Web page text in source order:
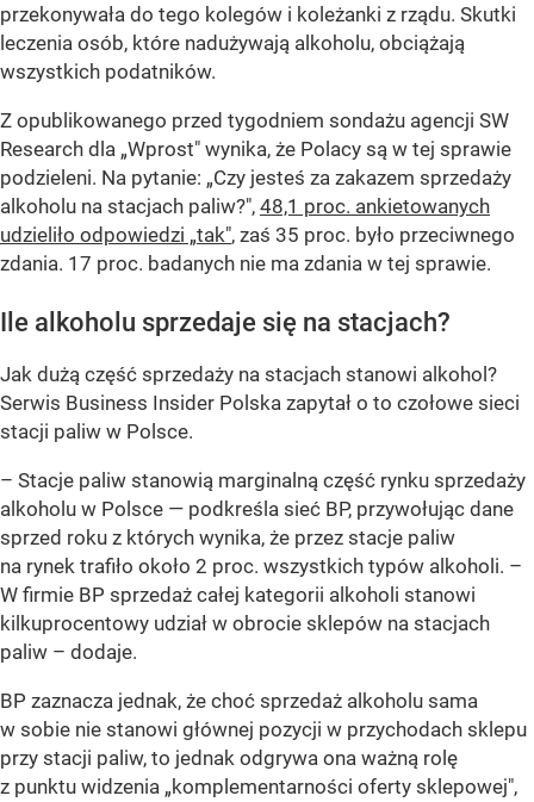
przekonywała do tego kolegów i koleżanki z rządu. Skutki
leczenia osób, które nadużywają alkoholu, obciążają
wszystkich podatników.
Z opublikowanego przed tygodniem sondażu agencji SW
Research dla „Wprost" wynika, że Polacy są w tej sprawie
podzieleni. Na pytanie: „Czy jesteś za zakazem sprzedaży
alkoholu na stacjach paliw?", 48,1 proc. ankietowanych
udzieliło odpowiedzi „tak", zaś 35 proc. było przeciwnego
zdania. 17 proc. badanych nie ma zdania w tej sprawie.
Ile alkoholu sprzedaje się na stacjach?
Jak dużą część sprzedaży na stacjach stanowi alkohol?
Serwis Business Insider Polska zapytał o to czołowe sieci
stacji paliw w Polsce.
– Stacje paliw stanowią marginalną część rynku sprzedaży
alkoholu w Polsce — podkreśla sieć BP, przywołując dane
sprzed roku z których wynika, że przez stacje paliw
na rynek trafiło około 2 proc. wszystkich typów alkoholi. –
W firmie BP sprzedaż całej kategorii alkoholi stanowi
kilkuprocentowy udział w obrocie sklepów na stacjach
paliw – dodaje.
BP zaznacza jednak, że choć sprzedaż alkoholu sama
w sobie nie stanowi głównej pozycji w przychodach sklepu
przy stacji paliw, to jednak odgrywa ona ważną rolę
z punktu widzenia „komplementarności oferty sklepowej",